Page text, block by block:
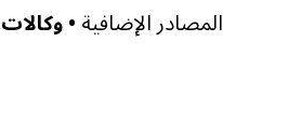
المصادر الإضافية• وكالات